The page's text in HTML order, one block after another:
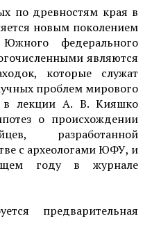
по древностям края в
новым поколением
Южного федерального
являются
которые служат
проблем мирового
в лекции А. В. Кияшко
о происхождении
разработанной
с археологами ЮФУ, и
году в журнале
предварительная